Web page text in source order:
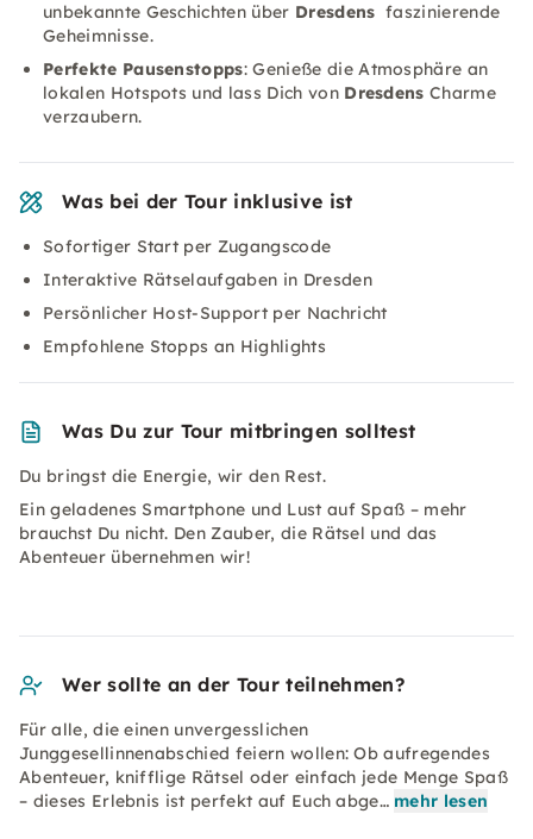
unbekannte Geschichten über Dresdens faszinierende
Geheimnisse.
Perfekte Pausenstopps: Genieße die Atmosphäre an
lokalen Hotspots und lass Dich von DresdensCharme
verzaubern.
Was bei der Tour inklusive ist
Sofortiger Start per Zugangscode
Interaktive Rätselaufgaben in Dresden
Persönlicher Host-Support per Nachricht
Empfohlene Stopps an Highlights
Was Du zur Tour mitbringen solltest
Du bringst die Energie, wir den Rest.
Ein geladenes Smartphone und Lust auf Spaß – mehr
brauchst Du nicht. Den Zauber, die Rätsel und das
Abenteuer übernehmen wir!
Wer sollte an der Tour teilnehmen?
Für alle, die einen unvergesslichen
Junggesellinnenabschied feiern wollen: Ob aufregendes
Abenteuer, knifflige Rätsel oder einfach jede Menge Spaß
– dieses Erlebnis ist perfekt auf Euch abge… mehr lesen